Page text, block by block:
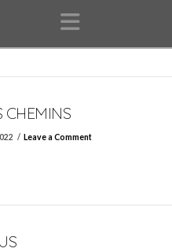
Navigation
CHEMINS
Leave a Comment